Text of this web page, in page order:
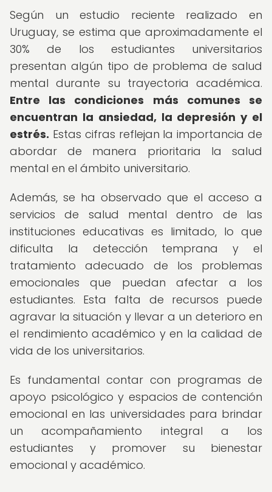
Según un estudio reciente realizado en
Uruguay, se estima que aproximadamente el
30% de los estudiantes universitarios
presentan algún tipo de problema de salud
mental durante su trayectoria académica.
Entre las condiciones más comunes se
encuentran la ansiedad, la depresión y el
estrés. Estas cifras reflejan la importancia de
abordar de manera prioritaria la salud
mental en el ámbito universitario.
Además, se ha observado que el acceso a
servicios de salud mental dentro de las
instituciones educativas es limitado, lo que
dificulta la detección temprana y el
tratamiento adecuado de los problemas
emocionales que puedan afectar a los
estudiantes. Esta falta de recursos puede
agravar la situación y llevar a un deterioro en
el rendimiento académico y en la calidad de
vida de los universitarios.
Es fundamental contar con programas de
apoyo psicológico y espacios de contención
emocional en las universidades para brindar
un acompañamiento integral a los
estudiantes y promover su bienestar
emocional y académico.